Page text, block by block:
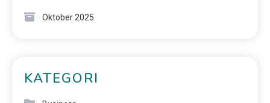
Oktober 2025
KATEGORI